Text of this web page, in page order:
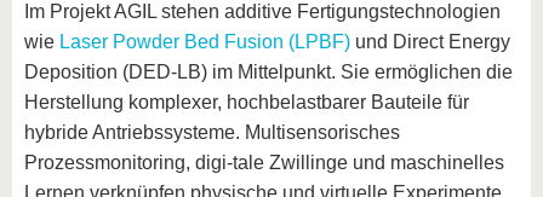
Im Projekt AGIL stehen additive Fertigungstechnologien
wie Laser Powder Bed Fusion (LPBF) und Direct Energy
Deposition (DED-LB) im Mittelpunkt. Sie ermöglichen die
Herstellung komplexer, hochbelastbarer Bauteile für
hybride Antriebssysteme. Multisensorisches
Prozessmonitoring, digi-tale Zwillinge und maschinelles
Lernen verknüpfen physische und virtuelle Experimente